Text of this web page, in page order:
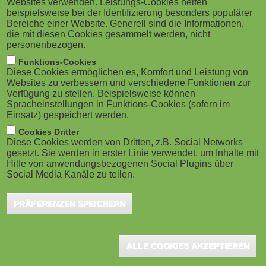
M
o
b
i
l
e
)
g
a
o
n
Karlsruhe, August 2024 - Die Art und Weise,
wie wir mit Computern und digitalen
Technologien umgehen, prägt nicht nur die
Arbeitswelt, sondern auch den Alltag. Die
Herausforderungen und Chancen dieser Entwicklung
stehen im Mittelpunkt bei der "Mensch und Computer
(MuC)", Europas größter Konferenzserie im
Themenbereich Mensch-Computer-Interaktion, die
vom 01. bis 04. September 2024 erstmals am
Karlsruher Institut für Technologie (KIT) stattfindet.
Unter dem Motto „Hybrid Worlds“ bietet sie eine Plattform für den
Gebrauchstauglichkeit und Barrierefreiheit über neue
Websites verwenden. Leistungs-Cookies helfen
beispielsweise bei der Identifizierung besonders populärer
Bereiche einer Website. Generell sind die Informationen,
die mit diesen Cookies gesammelt werden, nicht
personenbezogen.
Funktions-Cookies
Diese Cookies ermöglichen es, Komfort und Leistung von
Websites zu verbessern und verschiedene Funktionen zur
Verfügung zu stellen. Beispielsweise können
Spracheinstellungen in Funktions-Cookies (sofern im
Einsatz) gespeichert werden.
Cookies Dritter
Diese Cookies werden von Dritten, z.B. Social Networks
gesetzt. Sie werden in erster Linie verwendet, um Inhalte mit
Hilfe von anwendungsbezogenen Social Plugins über
Social Media Kanäle zu teilen.
PRÄFERENZEN SPEICHERN
ALLE COOKIES AKZEPTIEREN